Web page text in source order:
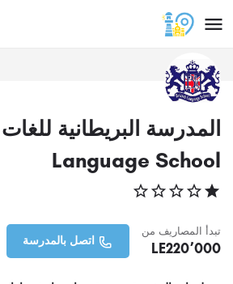
Language School
تبدأ المصاريف من
LE220٬000 اتصل بالمدرسة